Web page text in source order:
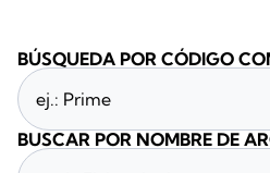
BÚSQUEDA POR CÓDIGO
BUSCAR POR NOMBRE DE